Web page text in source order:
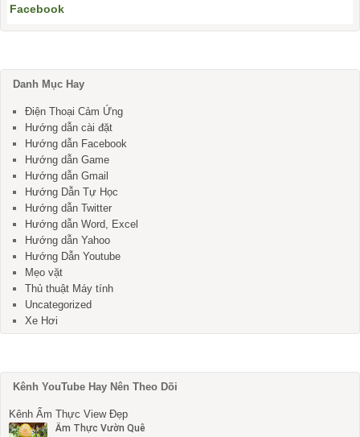
Facebook
Danh Mục Hay
Điện Thoại Cảm Ứng
Hướng dẫn cài đặt
Hướng dẫn Facebook
Hướng dẫn Game
Hướng dẫn Gmail
Hướng Dẫn Tự Học
Hướng dẫn Twitter
Hướng dẫn Word, Excel
Hướng dẫn Yahoo
Hướng Dẫn Youtube
Mẹo vặt
Thủ thuật Máy tính
Uncategorized
Xe Hơi
Kênh YouTube Hay Nên Theo Dõi
Kênh Ẩm Thực View Đẹp